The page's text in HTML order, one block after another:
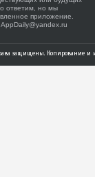
ответим, но мы
приложение.
защищены. Копирование и